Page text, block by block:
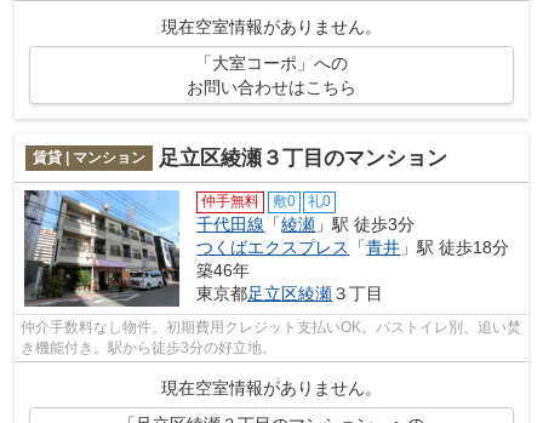
現在空室情報がありません。
「大室コーポ」への
お問い合わせはこちら
賃貸 | マンション 足立区綾瀬３丁目のマンション
仲手無料 敷0 礼0
千代田線 「綾瀬 」駅 徒歩3分
つくばエクスプレス
「青井 」駅 徒歩18分
築46年
東京都足立区綾瀬３丁目
仲介手数料なし物件。初期費用クレジット支払いOK。バストイレ別、追い焚
き機能付き。駅から徒歩3分の好立地。
現在空室情報がありません。